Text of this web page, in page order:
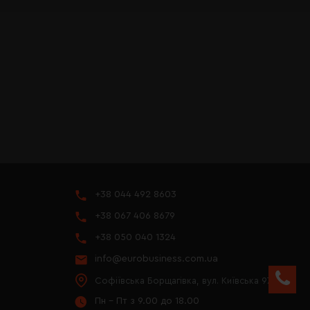
+38 044 492 8603
+38 067 406 8679
+38 050 040 1324
info@eurobusiness.com.ua
Софіївська Борщагівка, вул. Київська 97
Пн - Пт з 9.00 до 18.00